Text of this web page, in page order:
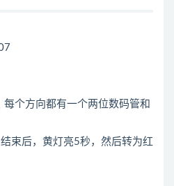
个方向都有一个两位数码管和
束后，黄灯亮5秒，然后转为红